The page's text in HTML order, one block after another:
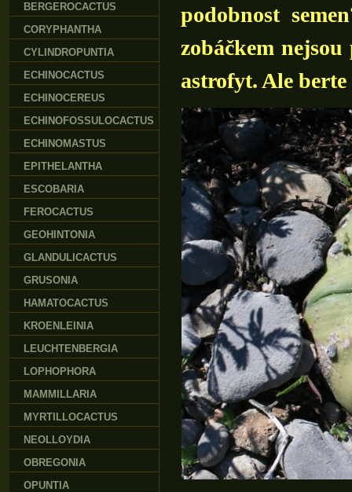
podobnost
zobáčkem
astrofyt. Ale
BERGEROCACTUS
CORYPHANTHA
CYLINDROPUNTIA
ECHINOCACTUS
ECHINOCEREUS
ECHINOFOSSULOCACTUS
ECHINOMASTUS
EPITHELANTHA
ESCOBARIA
FEROCACTUS
GEOHINTONIA
GLANDULICACTUS
GRUSONIA
HAMATOCACTUS
KROENLEINIA
LEUCHTENBERGIA
LOPHOPHORA
MAMMILLARIA
MYRTILLOCACTUS
NEOLLOYDIA
OBREGONIA
OPUNTIA